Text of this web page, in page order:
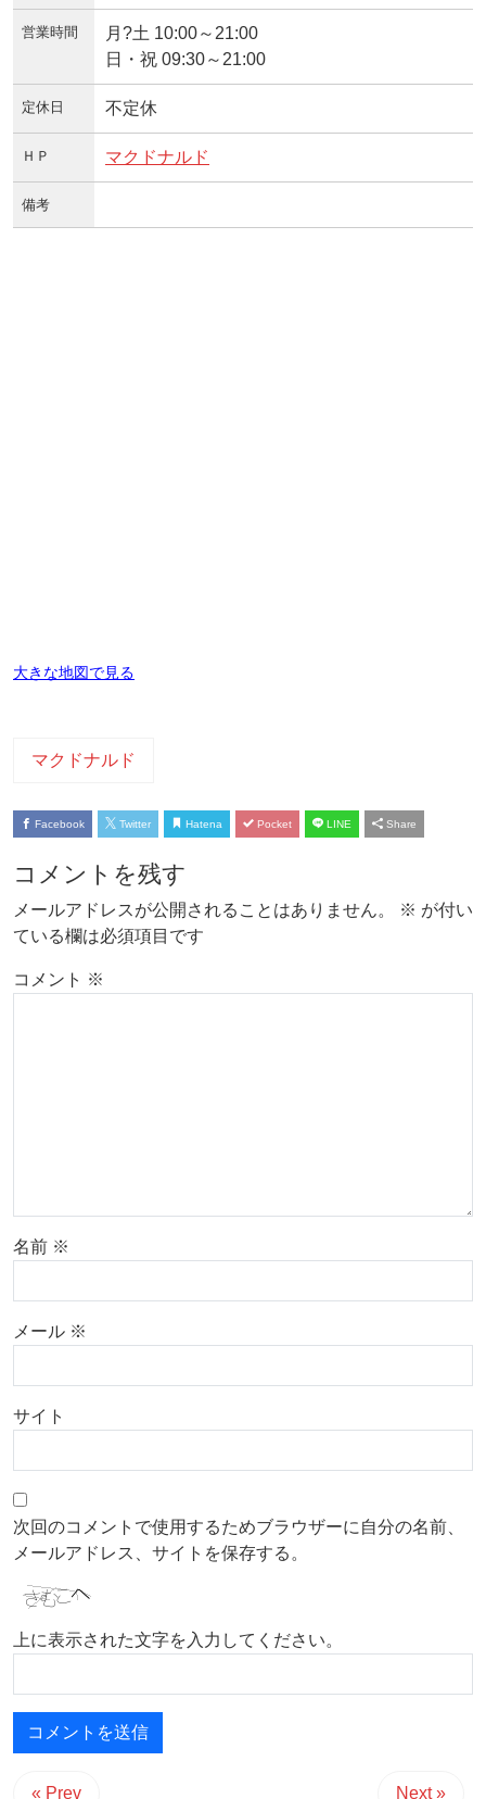
営業時間
月?土 10:00～21:00
日・祝 09:30～21:00
定休日 不定休
ＨＰ マクドナルド
備考
大きな地図で見る
マクドナルド
Facebook Twitter Hatena Pocket LINE Share
コメントを残す
メールアドレスが公開されることはありません。 ※ が付い
ている欄は必須項目です
コメント ※
名前 ※
メール ※
サイト
次回のコメントで使用するためブラウザーに自分の名前、
メールアドレス、サイトを保存する。
上に表示された文字を入力してください。
« Prev Next »